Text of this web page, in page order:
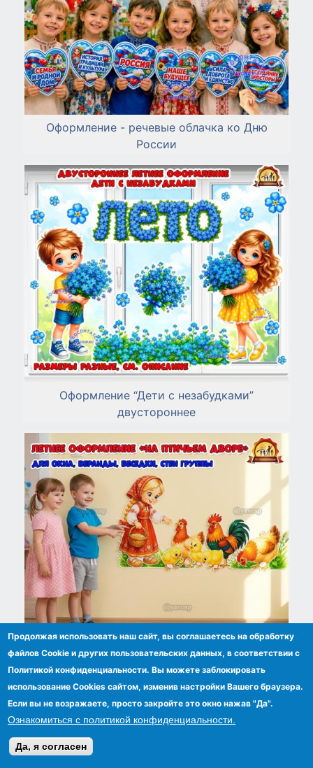
Оформление - речевые облачка ко Дню
России
Оформление “Дети с незабудками”
двустороннее
Летнее оформление «На птичьем дворе»
Продолжая использовать наш сайт, вы соглашаетесь на обработку
файлов Сookie и других пользовательских данных, в соответствии с
Политикой конфиденциальности. Вы можете заблокировать
использование Cookies сайтом, изменив настройки Вашего браузера.
Если вы не возражаете, просто закройте это окно нажав "Да".
Ознакомиться с политикой конфиденциальности.
Да, я согласен